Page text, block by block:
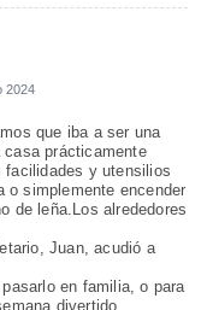
2024
que iba a ser una
casa prácticamente
facilidades y utensilios
o simplemente encender
de leña.Los alrededores
Juan, acudió a
en familia, o para
divertido.